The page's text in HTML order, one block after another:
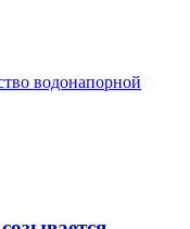
водонапорной